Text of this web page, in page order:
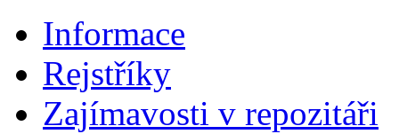
Informace
Rejstříky
Zajímavosti v repozitáři